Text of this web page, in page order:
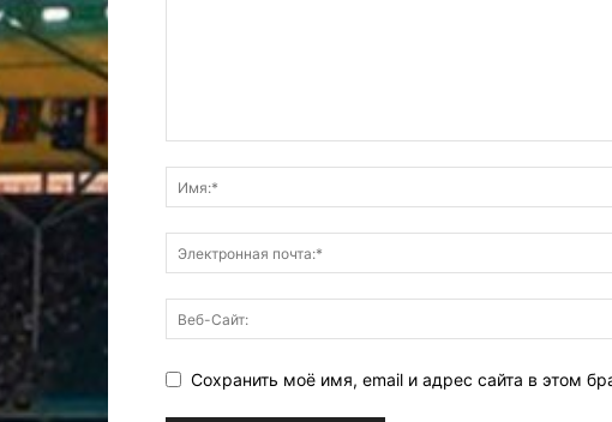
Сохранить моё имя, email и адрес сайта в этом